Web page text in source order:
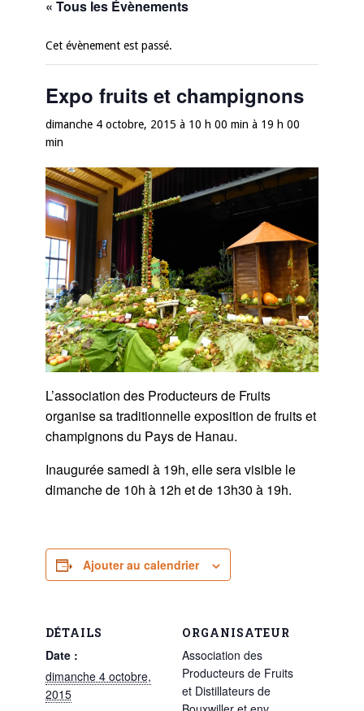
« Tous les Évènements
Cet évènement est passé.
Expo fruits et champignons
dimanche 4 octobre, 2015 à 10 h 00 min à 19 h 00
min
L’association des Producteurs de Fruits
organise sa traditionnelle exposition de fruits et
champignons du Pays de Hanau.
Inaugurée samedi à 19h, elle sera visible le
dimanche de 10h à 12h et de 13h30 à 19h.
Ajouter au calendrier
DÉTAILS
Date :
dimanche 4 octobre,
2015
ORGANISATEUR
Association des
Producteurs de Fruits
et Distillateurs de